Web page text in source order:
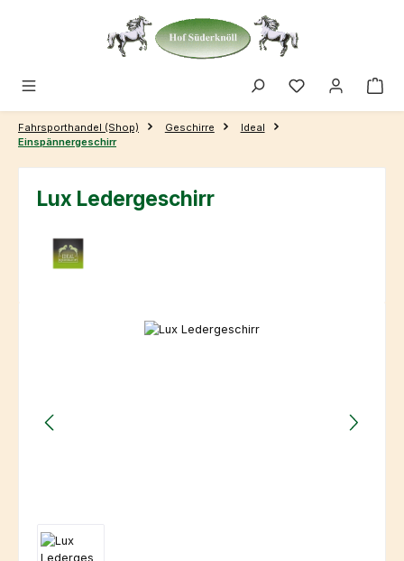
Zum Hauptinhalt springen
Fahrsporthandel (Shop) Geschirre
Ideal
Einspännergeschirr
Lux Ledergeschirr
Bildergalerie überspringen